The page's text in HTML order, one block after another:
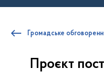
Громадське
Проєкт